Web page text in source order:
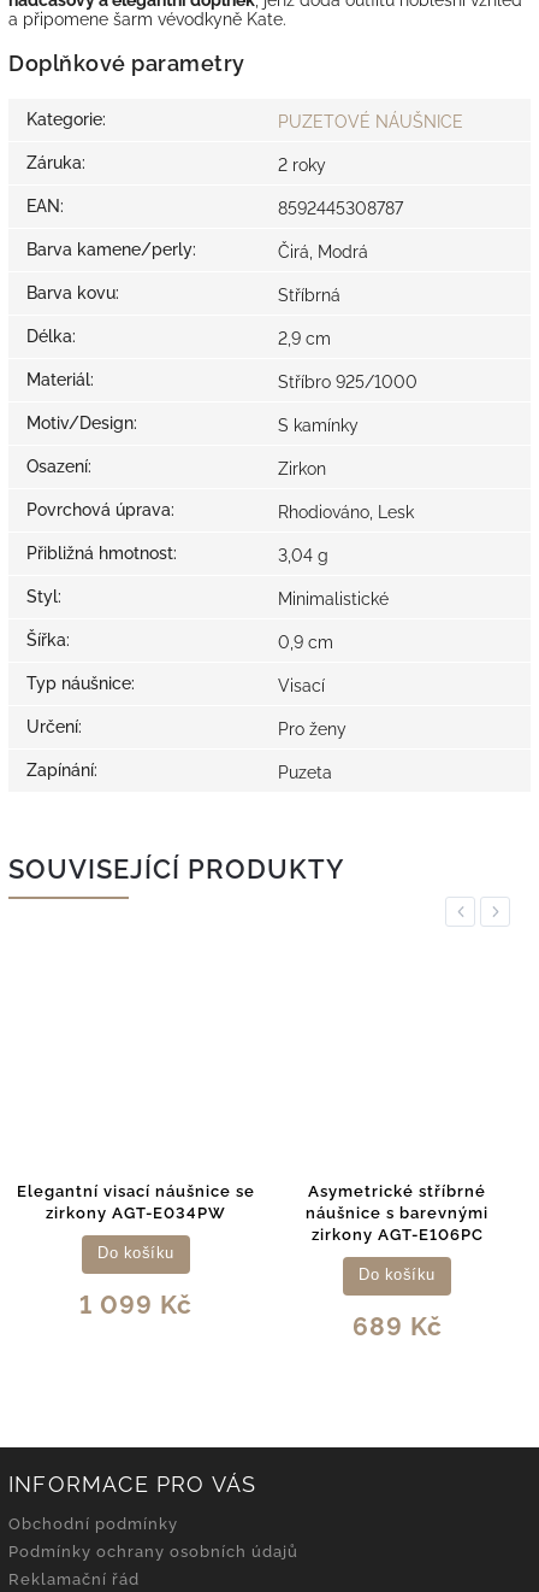
a připomene šarm vévodkyně Kate.
Doplňkové parametry
Kategorie: PUZETOVÉ NÁUŠNICE
Záruka: 2 roky
EAN: 8592445308787
Barva kamene/perly: Čirá, Modrá
Barva kovu: Stříbrná
Délka: 2,9 cm
Materiál: Stříbro 925/1000
Motiv/Design: S kamínky
Osazení: Zirkon
Povrchová úprava: Rhodiováno, Lesk
Přibližná hmotnost: 3,04 g
Styl: Minimalistické
Šířka: 0,9 cm
Typ náušnice: Visací
Určení: Pro ženy
Zapínání: Puzeta
SOUVISEJÍCÍ PRODUKTY
Previous
Elegantní visací náušnice se
zirkony AGT-E034PW
1 099 Kč
Do košíku
Asymetrické stříbrné
náušnice s barevnými
zirkony AGT-E106PC
689 Kč
Do košíku
Next
INFORMACE PRO VÁS
Obchodní podmínky
Podmínky ochrany osobních údajů
Reklamační řád